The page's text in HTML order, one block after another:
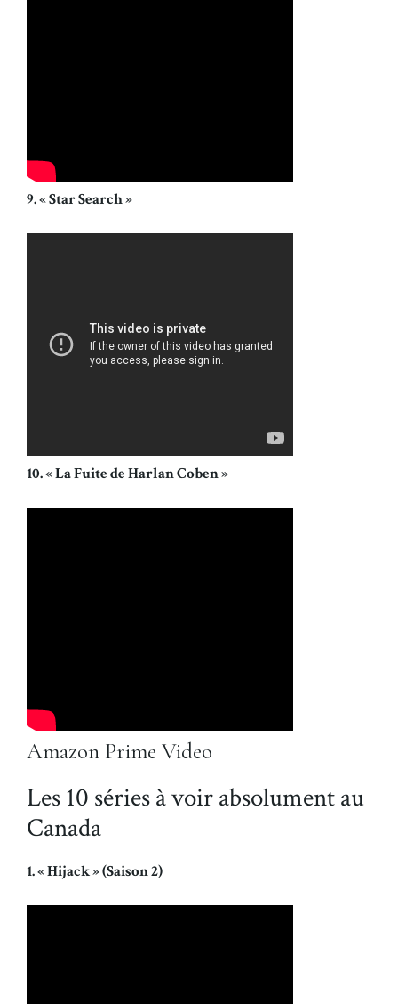
9. « Star Search »
10. « La Fuite de Harlan Coben »
Amazon Prime Video
Les 10 séries à voir absolument au
Canada
1. « Hijack » (Saison 2)